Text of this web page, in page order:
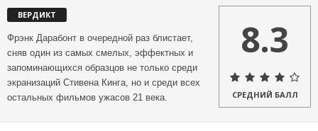
ВЕРДИКТ
Фрэнк Дарабонт в очередной раз блистает,
сняв один из самых смелых, эффектных и
запоминающихся образцов не только среди
экранизаций Стивена Кинга, но и среди всех
остальных фильмов ужасов 21 века.
8.3
СРЕДНИЙ БАЛЛ